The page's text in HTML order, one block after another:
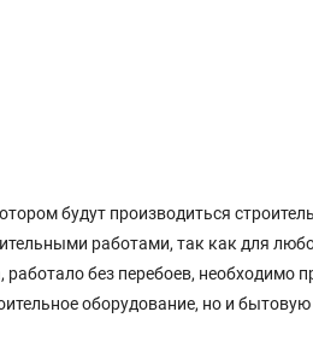
будут производиться
работами, так как для
без перебоев, необходимо
оборудование, но и бытовую